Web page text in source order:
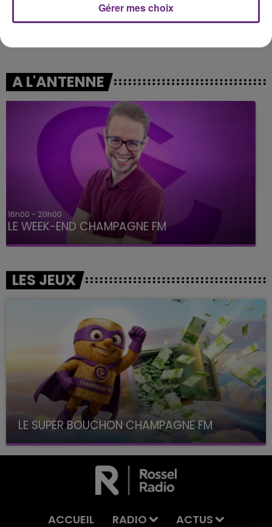
A L'ANTENNE
7h00 - 12h00
LE WEEK-END CHAMPAGNE FM
LES JEUX
LE SUPER BOUCHON CHAMPAGNE FM
avec La Famille Champagne FM, à 8H10
ACCUEIL RADIO ACTUS
Gérer mes choix